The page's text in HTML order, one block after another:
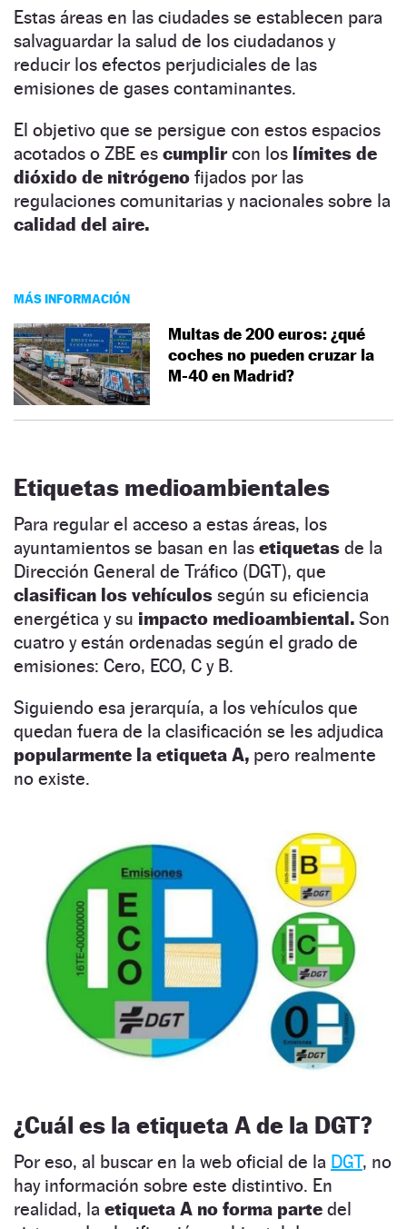
Estas áreas en las ciudades se establecen para
salvaguardar la salud de los ciudadanos y
reducir los efectos perjudiciales de las
emisiones de gases contaminantes.
El objetivo que se persigue con estos espacios
acotados o ZBE es cumplircon los límites de
dióxido de nitrógeno fijados por las
regulaciones comunitarias y nacionales sobre la
calidad del aire.
MÁS INFORMACIÓN
Multas de 200 euros: ¿qué
coches no pueden cruzar la
M-40 en Madrid?
Etiquetas medioambientales
Para regular el acceso a estas áreas, los
ayuntamientos se basan en las etiquetas de la
Dirección General de Tráfico (DGT), que
clasifican los vehículos según su eficiencia
energética y su impacto medioambiental. Son
cuatro y están ordenadas según el grado de
emisiones: Cero, ECO, C y B.
Siguiendo esa jerarquía, a los vehículos que
quedan fuera de la clasificación se les adjudica
popularmente la etiqueta A, pero realmente
no existe.
¿Cuál es la etiqueta A de la DGT?
Por eso, al buscar en la web oficial de la DGT, no
hay información sobre este distintivo. En
realidad, la etiqueta A no forma parte del